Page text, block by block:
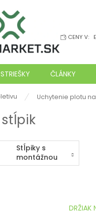
CENY V:
ČLÁNKY
Uchytenie plotu
Stĺpiky s
montážnou
drážkou
DRŽIAK